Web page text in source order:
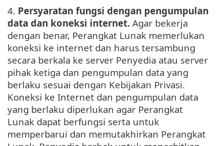
4. Persyaratan fungsi dengan pengumpulan
data dan koneksi internet. Agar bekerja
dengan benar, Perangkat Lunak memerlukan
koneksi ke internet dan harus tersambung
secara berkala ke server Penyedia atau server
pihak ketiga dan pengumpulan data yang
berlaku sesuai dengan Kebijakan Privasi.
Koneksi ke Internet dan pengumpulan data
yang berlaku diperlukan agar Perangkat
Lunak dapat berfungsi serta untuk
memperbarui dan memutakhirkan Perangkat